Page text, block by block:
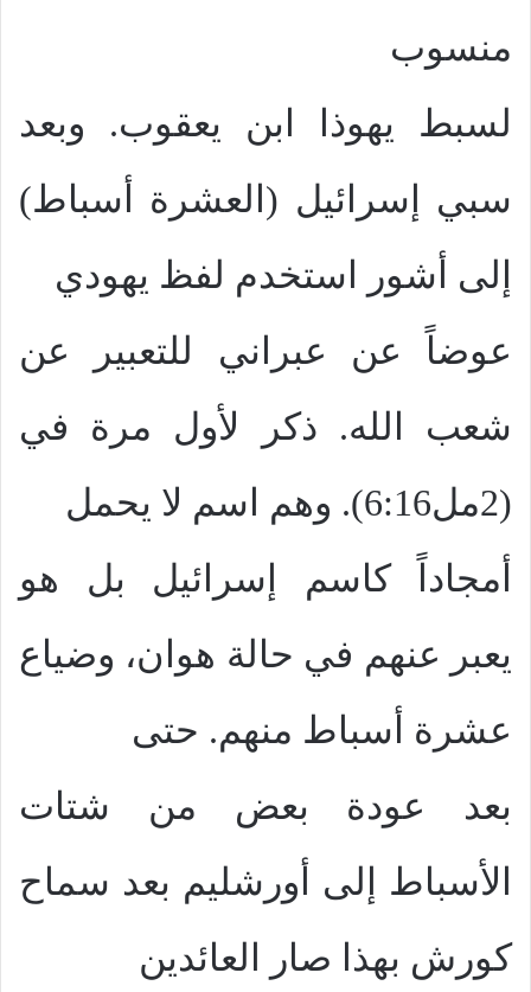
منسوب
لسبط يهوذا ابن يعقوب. وبعد
سبي إسرائيل (العشرة أسباط)
إلى أشور استخدم لفظ يهودي
عوضاً عن عبراني للتعبير عن
شعب الله. ذكر لأول مرة في
(2مل6:16). وهم اسم لا يحمل
أمجاداً كاسم إسرائيل بل هو
يعبر عنهم في حالة هوان، وضياع
عشرة أسباط منهم. حتى
بعد عودة بعض من شتات
الأسباط إلى أورشليم بعد سماح
كورش بهذا صار العائدين